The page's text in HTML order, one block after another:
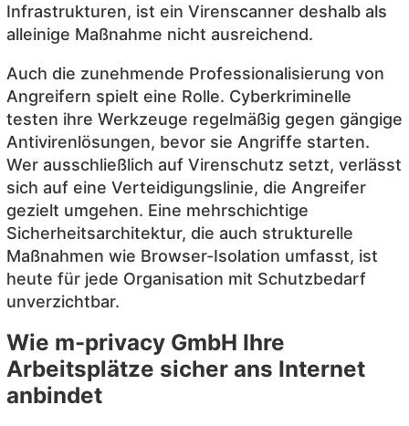
Infrastrukturen, ist ein Virenscanner deshalb als
alleinige Maßnahme nicht ausreichend.
Auch die zunehmende Professionalisierung von
Angreifern spielt eine Rolle. Cyberkriminelle
testen ihre Werkzeuge regelmäßig gegen gängige
Antivirenlösungen, bevor sie Angriffe starten.
Wer ausschließlich auf Virenschutz setzt, verlässt
sich auf eine Verteidigungslinie, die Angreifer
gezielt umgehen. Eine mehrschichtige
Sicherheitsarchitektur, die auch strukturelle
Maßnahmen wie Browser-Isolation umfasst, ist
heute für jede Organisation mit Schutzbedarf
unverzichtbar.
Wie m-privacy GmbH Ihre
Arbeitsplätze sicher ans Internet
anbindet